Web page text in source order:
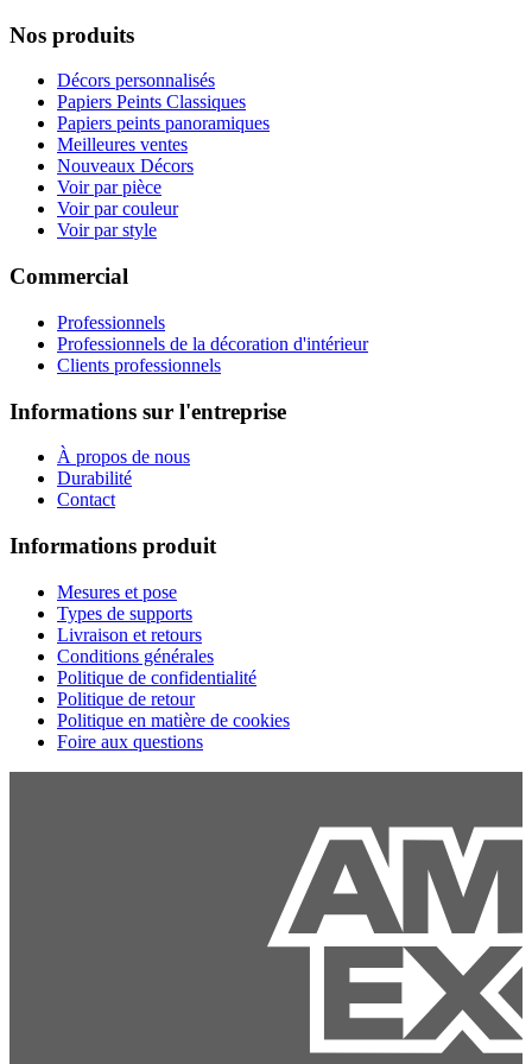
Nos produits
Décors personnalisés
Papiers Peints Classiques
Papiers peints panoramiques
Meilleures ventes
Nouveaux Décors
Voir par pièce
Voir par couleur
Voir par style
Commercial
Professionnels
Professionnels de la décoration d'intérieur
Clients professionnels
Informations sur l'entreprise
À propos de nous
Durabilité
Contact
Informations produit
Mesures et pose
Types de supports
Livraison et retours
Conditions générales
Politique de confidentialité
Politique de retour
Politique en matière de cookies
Foire aux questions